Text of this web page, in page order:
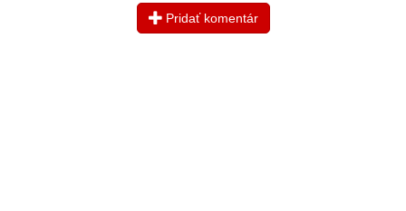
Pridať komentár